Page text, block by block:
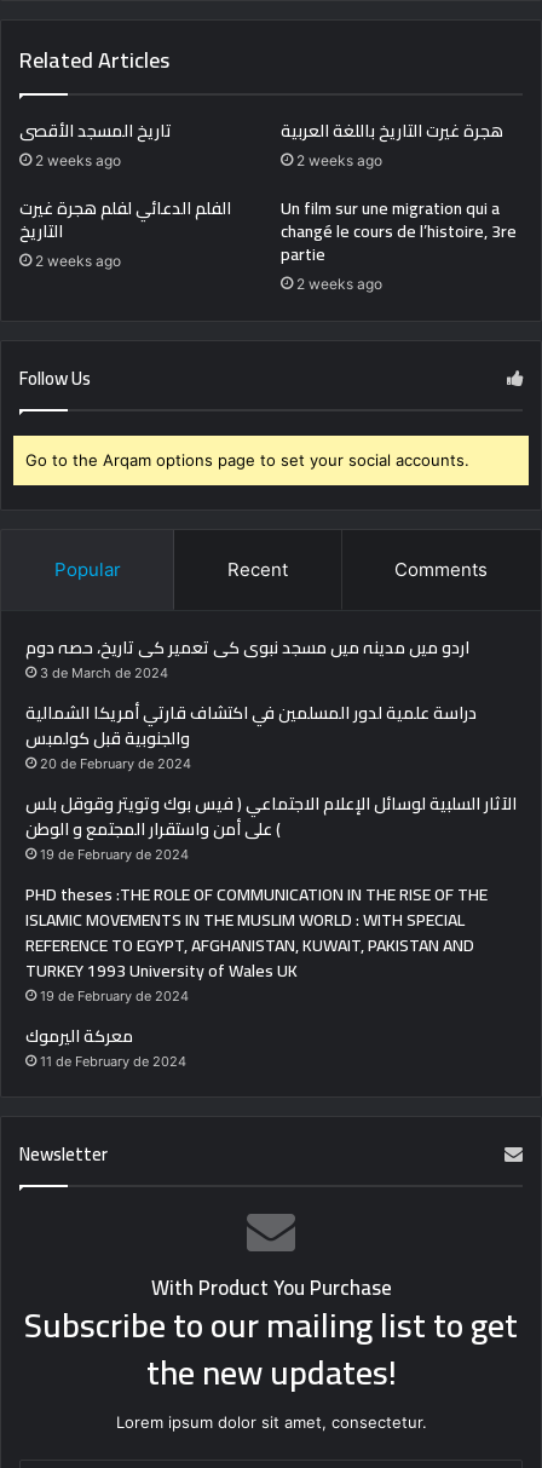
Related Articles
تاريخ المسجد الأقصى
2 weeks ago
هجرة غيرت التاريخ باللغة العربية
2 weeks ago
الفلم الدعائي لفلم هجرة غيرت
التاريخ
2 weeks ago
Un film sur une migration qui a
changé le cours de l’histoire, 3re
partie
2 weeks ago
Follow Us
Go to the Arqam options page to set your social accounts.
Popular Recent Comments
اردو میں مدینہ میں مسجد نبوی کی تعمیر کی تاریخ، حصہ دوم
3 de March de 2024
دراسة علمية لدور المسلمين في اكتشاف قارتي أمريكا الشمالية
والجنوبية قبل كولمبس
20 de February de 2024
الآثار السلبية لوسائل الإعلام الاجتماعي ( فيس بوك وتويتر وقوقل بلس
) على أمن واستقرار المجتمع و الوطن
19 de February de 2024
PHD theses :THE ROLE OF COMMUNICATION IN THE RISE OF THE
ISLAMIC MOVEMENTS IN THE MUSLIM WORLD : WITH SPECIAL
REFERENCE TO EGYPT, AFGHANISTAN, KUWAIT, PAKISTAN AND
TURKEY 1993 University of Wales UK
19 de February de 2024
معركة اليرموك
11 de February de 2024
Newsletter
With Product You Purchase
Subscribe to our mailing list to get
the new updates!
Lorem ipsum dolor sit amet, consectetur.